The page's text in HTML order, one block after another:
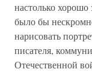
настолько
было бы
нарисовать
писателя,
Отечественной